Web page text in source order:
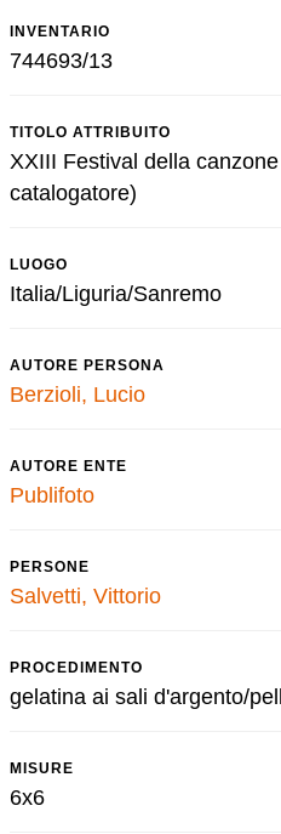
INVENTARIO
744693/13
TITOLO ATTRIBUITO
XXIII Festival della
catalogatore)
LUOGO
Italia/Liguria/Sanremo
AUTORE PERSONA
Berzioli, Lucio
AUTORE ENTE
Publifoto
PERSONE
Salvetti, Vittorio
PROCEDIMENTO
gelatina ai sali d'argento/
MISURE
6x6